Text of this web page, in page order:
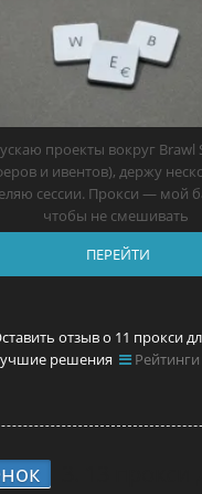
проекты вокруг Brawl
и ивентов), держу
сессии. Прокси — мой
чтобы не смешивать
ПЕРЕЙТИ
отзыв о 11 прокси
решения
Рейтинги